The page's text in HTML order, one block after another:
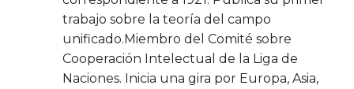
trabajo sobre la teoría del campo
unificado.Miembro del Comité sobre
Cooperación Intelectual de la Liga de
Naciones. Inicia una gira por Europa, Asia,